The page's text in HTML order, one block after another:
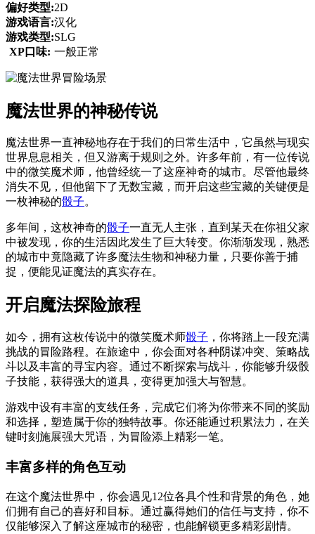
偏好类型:2D
游戏语言:汉化
游戏类型:SLG
XP口味: 一般正常
魔法世界的神秘传说
魔法世界一直神秘地存在于我们的日常生活中，它虽然与现实
世界息息相关，但又游离于规则之外。许多年前，有一位传说
中的微笑魔术师，他曾经统一了这座神奇的城市。尽管他最终
消失不见，但他留下了无数宝藏，而开启这些宝藏的关键便是
一枚神秘的骰子。
多年间，这枚神奇的骰子一直无人主张，直到某天在你祖父家
中被发现，你的生活因此发生了巨大转变。你渐渐发现，熟悉
的城市中竟隐藏了许多魔法生物和神秘力量，只要你善于捕
捉，便能见证魔法的真实存在。
开启魔法探险旅程
如今，拥有这枚传说中的微笑魔术师骰子 ，你将踏上一段充满
挑战的冒险路程。在旅途中，你会面对各种阴谋冲突、策略战
斗以及丰富的寻宝内容。通过不断探索与战斗，你能够升级骰
子技能，获得强大的道具，变得更加强大与智慧。
游戏中设有丰富的支线任务，完成它们将为你带来不同的奖励
和选择，塑造属于你的独特故事。你还能通过积累法力，在关
键时刻施展强大咒语，为冒险添上精彩一笔。
丰富多样的角色互动
在这个魔法世界中，你会遇见12位各具个性和背景的角色，她
们拥有自己的喜好和目标。通过赢得她们的信任与支持，你不
仅能够深入了解这座城市的秘密，也能解锁更多精彩剧情。